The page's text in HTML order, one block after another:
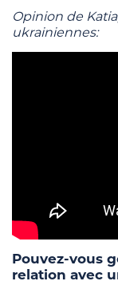
Opinion de
ukrainiennes:
Pouvez-vous
relation avec